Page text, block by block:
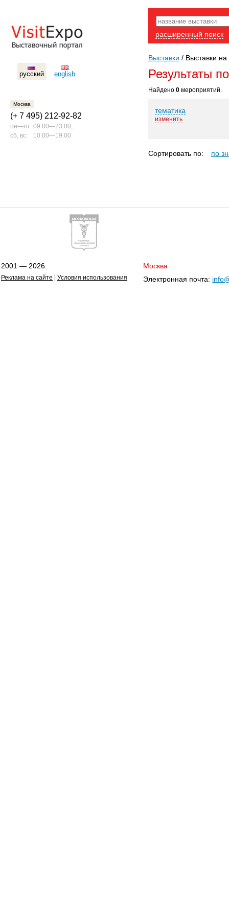
русский english
Москва
(+ 7 495) 212-92-82
пн—пт: 09:00—23:00;
сб, вс:
10:00—19:00
расширенный поиск
Выставки / Выставки на
Результаты
Найдено 0 мероприятий.
тематика
изменить
Сортировать по: по
2001 — 2026
Реклама на сайте Условия использования
Москва
Электронная почта: